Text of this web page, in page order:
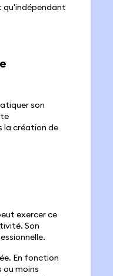
qu'indépendant
son
la création de
exercer ce
Son
En fonction
ou moins